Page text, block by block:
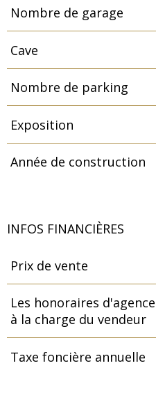
Nombre de garage
Cave
Nombre de parking
Exposition
Année de construction
INFOS FINANCIÈRES
Caractéristiques
Prix de vente
Les honoraires
à la charge du vendeur
Taxe foncière annuelle